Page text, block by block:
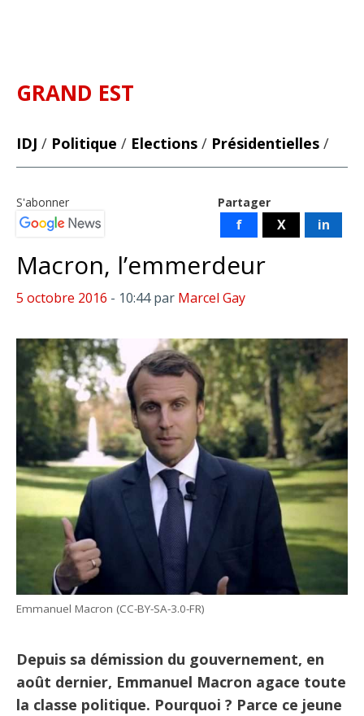
GRAND EST
IDJ / Politique / Elections / Présidentielles /
Partager
f X in
S'abonner
Macron, l’emmerdeur
5 octobre 2016 - 10:44 par Marcel Gay
Emmanuel Macron (CC-BY-SA-3.0-FR)
Depuis sa démission du gouvernement, en
août dernier, Emmanuel Macron agace toute
la classe politique. Pourquoi ? Parce ce jeune